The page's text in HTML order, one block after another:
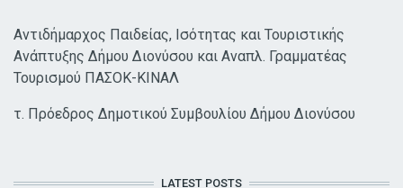
Αντιδήμαρχος Παιδείας, Ισότητας και Τουριστικής
Ανάπτυξης Δήμου Διονύσου και Αναπλ. Γραμματέας
Τουρισμού ΠΑΣΟΚ-ΚΙΝΑΛ
τ. Πρόεδρος Δημοτικού Συμβουλίου Δήμου Διονύσου
LATEST POSTS